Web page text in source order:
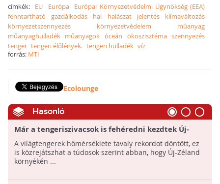
címkék: EU Európa
Európai Környezetvédelmi Ügynökség (EEA)
fenntartható
gazdálkodás hal halászat jelentés
klímaváltozás
környezetszennyezés
környezetvédelem
műanyag
műanyaghulladék műanyagok óceán ökoszisztéma szennyezés
tenger tengeri élőlények. tengeri hulladék víz
forrás: MTI
Ecolounge
Hasonló
Már a tengeriszivacsok is fehéredni kezdtek Új-
Zélandon
A világtengerek hőmérséklete tavaly rekordot döntött, ez
is közrejátszhat a túdosok szerint abban, hogy Új-Zéland
környékén ...